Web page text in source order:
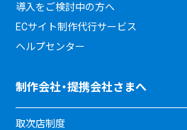
導入をご検討中の方へ
ECサイト制作代行サービス
ヘルプセンター
制作会社・提携会社さまへ
取次店制度